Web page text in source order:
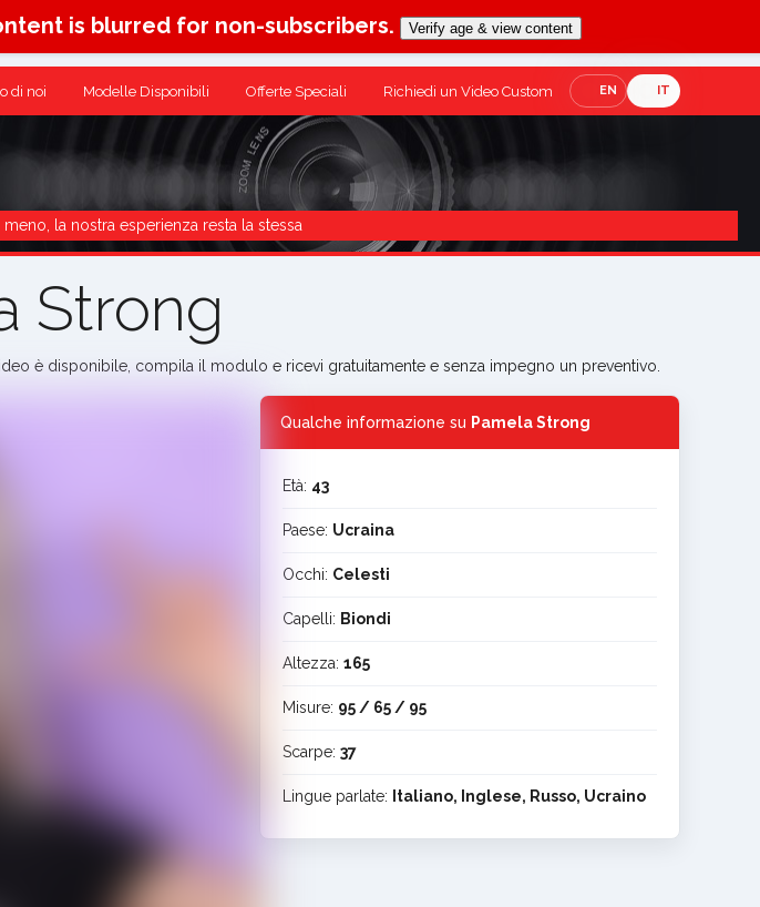
is blurred for non-subscribers. Verify age & view content
di noi Modelle Disponibili Offerte Speciali Richiedi un Video Custom EN IT
meno, la nostra esperienza resta la stessa
Strong
è disponibile, compila il modulo e ricevi gratuitamente e senza impegno un preventivo.
Qualche informazione su Pamela Strong
Età: 43
Paese: Ucraina
Occhi: Celesti
Capelli: Biondi
Altezza: 165
Misure: 95 / 65 / 95
Scarpe: 37
Lingue parlate: Italiano, Inglese, Russo, Ucraino